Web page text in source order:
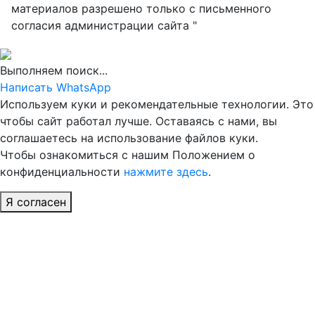
материалов разрешено только с письменного
согласия администрации сайта "
Выполняем поиск...
Написать WhatsApp
Используем куки и рекомендательные технологии. Это
чтобы сайт работал лучше. Оставаясь с нами, вы
соглашаетесь на использование файлов куки.
Чтобы ознакомиться с нашим Положением о
конфиденциальности нажмите здесь.
Я согласен